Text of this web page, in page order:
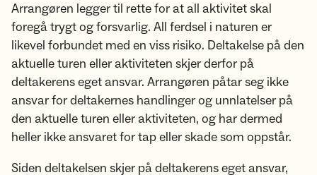
Arrangøren legger til rette for at all aktivitet skal
foregå trygt og forsvarlig. All ferdsel i naturen er
likevel forbundet med en viss risiko. Deltakelse på den
aktuelle turen eller aktiviteten skjer derfor på
deltakerens eget ansvar. Arrangøren påtar seg ikke
ansvar for deltakernes handlinger og unnlatelser på
den aktuelle turen eller aktiviteten, og har dermed
heller ikke ansvaret for tap eller skade som oppstår.
Siden deltakelsen skjer på deltakerens eget ansvar,